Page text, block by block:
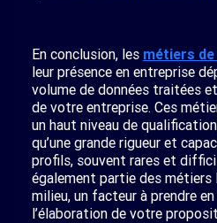
En conclusion, les métiers
leur présence en entreprise
volume de données traitées
de votre entreprise. Ces
un haut niveau de
qu’une grande rigueur et
profils, souvent rares et
également partie des métiers
milieu, un facteur à prendre
l’élaboration de votre